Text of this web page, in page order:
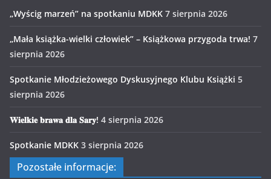
„Wyścig marzeń” na spotkaniu MDKK 7 sierpnia 2026
„Mała książka-wielki człowiek” – Książkowa przygoda trwa! 7
sierpnia 2026
Spotkanie Młodzieżowego Dyskusyjnego Klubu Książki 5
sierpnia 2026
𝐖𝐢𝐞𝐥𝐤𝐢𝐞 𝐛𝐫𝐚𝐰𝐚 𝐝𝐥𝐚 𝐒𝐚𝐫𝐲! 4 sierpnia 2026
Spotkanie MDKK 3 sierpnia 2026
Pozostałe informacje: